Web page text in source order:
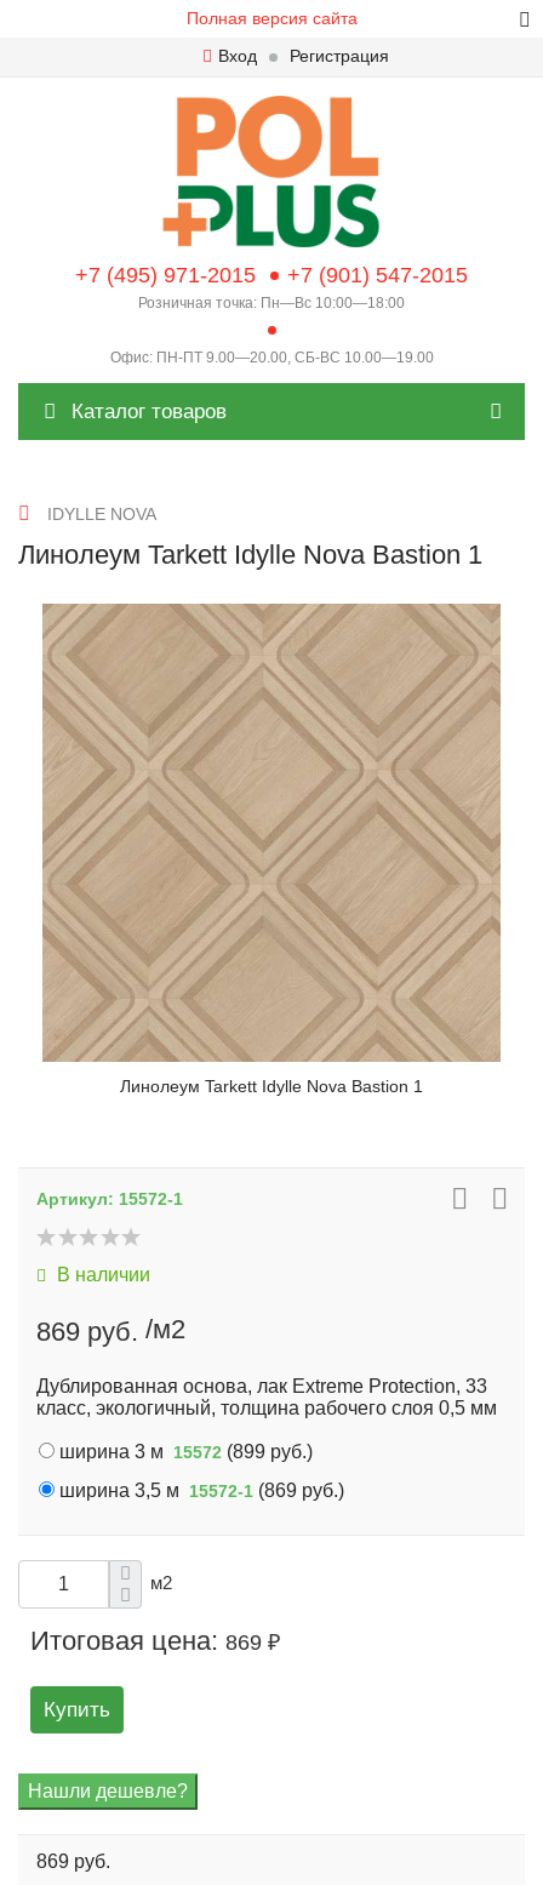
Полная версия сайта
Вход
Регистрация
+7 (495) 971-2015 +7 (901) 547-2015
Розничная точка: Пн—Вс 10:00—18:00
Офис: ПН-ПТ 9.00—20.00, СБ-ВС 10.00—19.00
Каталог товаров
IDYLLE NOVA
Линолеум Tarkett Idylle Nova Bastion 1
Линолеум Tarkett Idylle Nova Bastion 1
Артикул: 15572-1
В наличии
869 руб. /м2
Дублированная основа, лак Extreme Protection, 33
класс, экологичный, толщина рабочего слоя 0,5 мм
ширина 3 м 15572 (899 руб.)
ширина 3,5 м
15572-1 (869 руб.)
м2
Итоговая цена: 869 ₽
Купить
869 руб.